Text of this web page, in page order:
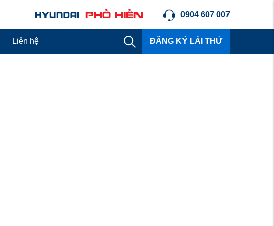
0904 607 007
Liên hệ ĐĂNG KÝ LÁI THỬ